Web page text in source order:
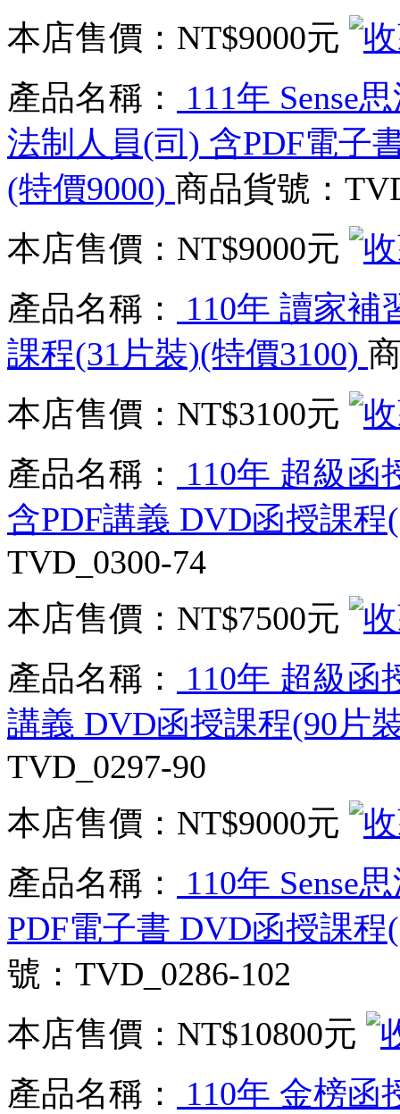
本店售價： NT$9000元
產品名稱：
111年 Sense
法制人員(司) 含PDF電子
(特價9000) 商品貨號：
本店售價： NT$9000元
產品名稱：
110年 讀家補
課程(31片裝)(特價3100)
本店售價： NT$3100元
產品名稱：
110年 超級函
含PDF講義 DVD函授課
TVD_0300-74
本店售價： NT$7500元
產品名稱：
110年 超級函
講義 DVD函授課程(90片
TVD_0297-90
本店售價： NT$9000元
產品名稱：
110年 Sense
PDF電子書 DVD函授課
號：TVD_0286-102
本店售價： NT$10800元
產品名稱：
110年 金榜函